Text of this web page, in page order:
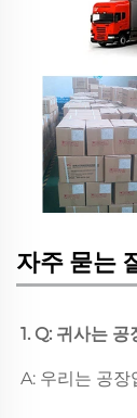
자주 묻는
1. Q: 귀사는
A: 우리는 공장